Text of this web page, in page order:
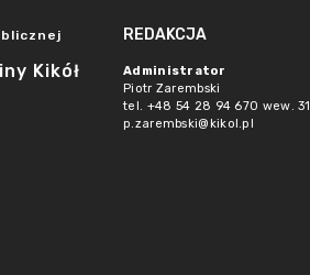
Kikół
REDAKCJA
Administrator
Piotr Zarembski
tel. +48 54 28 94 670 wew. 31
p.zarembski@kikol.pl